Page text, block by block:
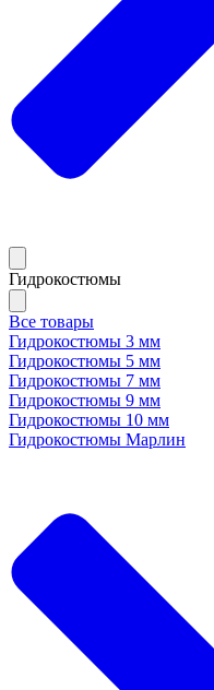
Гидрокостюмы
Все товары
Гидрокостюмы 3 мм
Гидрокостюмы 5 мм
Гидрокостюмы 7 мм
Гидрокостюмы 9 мм
Гидрокостюмы 10 мм
Гидрокостюмы Марлин